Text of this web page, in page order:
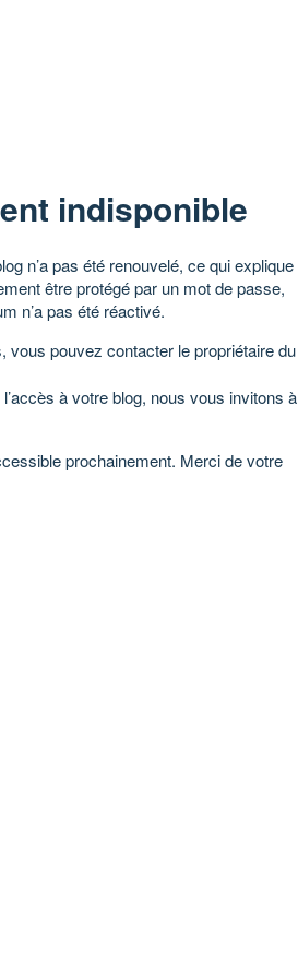
indisponible
n’a pas été renouvelé, ce qui explique
être protégé par un mot de passe,
n’a pas été réactivé.
vous pouvez contacter le propriétaire du
à votre blog, nous vous invitons à
prochainement. Merci de votre